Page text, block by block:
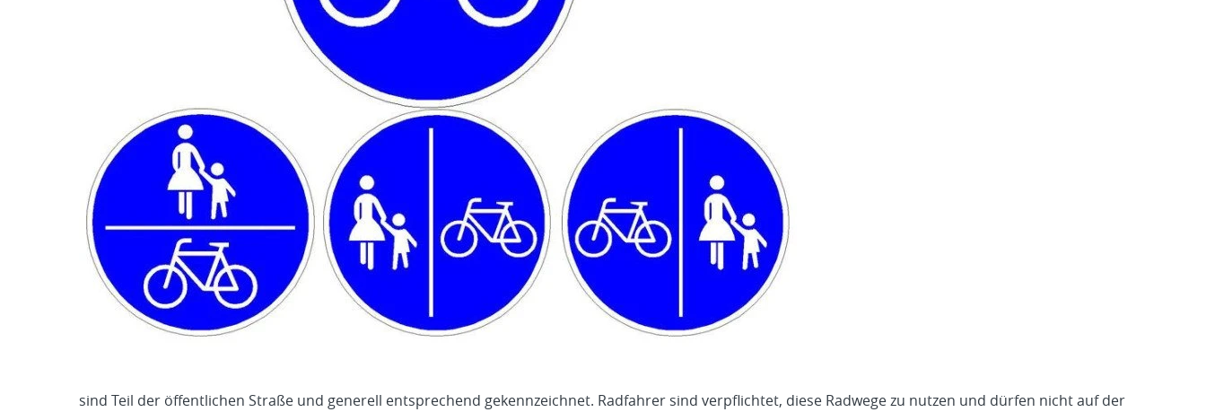
sind Teil der öffentlichen Straße und generell entsprechend gekennzeichnet. Radfahrer sind verpflichtet, diese Radwege zu nutzen und dürfen nicht auf der